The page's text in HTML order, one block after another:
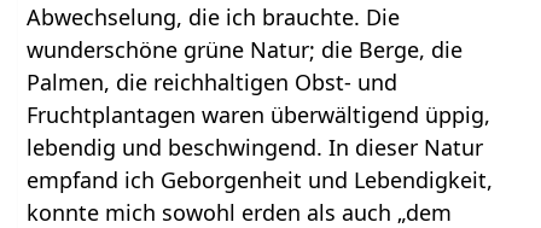
Abwechselung, die ich brauchte. Die
wunderschöne grüne Natur; die Berge, die
Palmen, die reichhaltigen Obst- und
Fruchtplantagen waren überwältigend üppig,
lebendig und beschwingend. In dieser Natur
empfand ich Geborgenheit und Lebendigkeit,
konnte mich sowohl erden als auch „dem